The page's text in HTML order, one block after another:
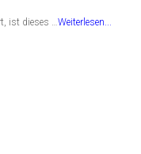
ist dieses …Weiterlesen...